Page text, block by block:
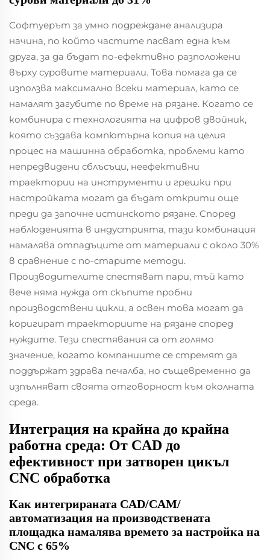
Софтуерът за умно подреждане анализира
начина, по който частите пасват една към
друга, за да бъдат по-ефективно разположени
върху суровите материали. Това помага да се
използва максимално всеки материал, като се
намалят загубите по време на рязане. Когато се
комбинира с технологията на цифров двойник,
която създава компютърна копия на целия
процес на машинна обработка, проблеми като
непредвидени сблъсъци, неефективни
траектории на инструменти и грешки при
настройката могат да бъдат открити още
преди да започне истинското рязане. Според
наблюденията в индустрията, тази комбинация
намалява отпадъците от материали с около 30%
в сравнение с по-старите методи.
Производителите спестяват пари, тъй като
вече няма нужда от скъпите пробни
производствени цикли, а освен това могат да
коригират траекториите на рязане според
нуждите. Тези спестявания са от голямо
значение, когато компаниите се стремят да
поддържат здрава печалба, но същевременно да
изпълняват своята отговорност към околната
среда.
Интеграция на крайна до крайна
работна среда: От CAD до
ефективност при затворен цикъл
CNC обработка
Как интегрираната CAD/CAM/
автоматизация на производствената
площадка намалява времето за настройка на
CNC с 65%